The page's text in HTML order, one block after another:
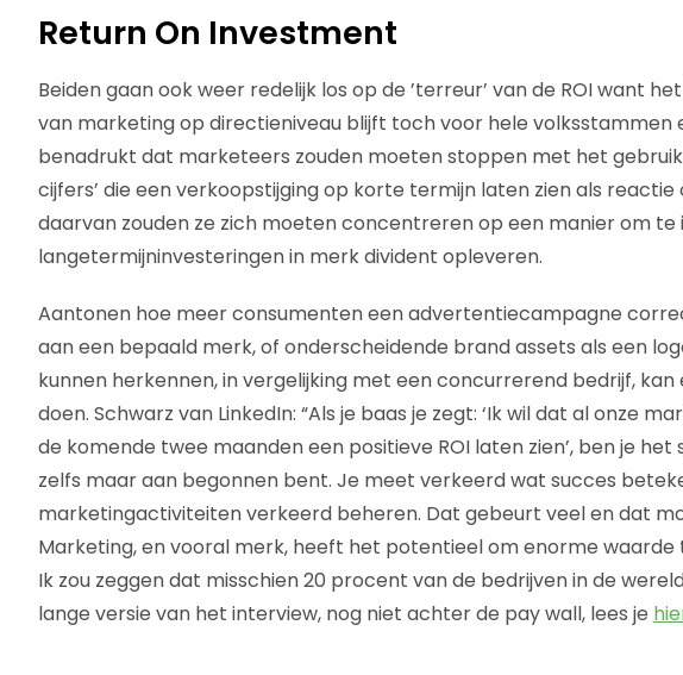
Return On Investment
Beiden gaan ook weer redelijk los op de ’terreur’ van de ROI want
van marketing op directieniveau blijft toch voor hele volksstammen
benadrukt dat marketeers zouden moeten stoppen met het gebruik
cijfers’ die een verkoopstijging op korte termijn laten zien als reactie
daarvan zouden ze zich moeten concentreren op een manier om te
langetermijninvesteringen in merk divident opleveren.
Aantonen hoe meer consumenten een advertentiecampagne
aan een bepaald merk, of onderscheidende brand assets als een
kunnen herkennen, in vergelijking met een concurrerend bedrijf,
doen. Schwarz van LinkedIn: “Als je baas je zegt: ‘Ik wil dat al onze
de komende twee maanden een positieve ROI laten zien’, ben je
zelfs maar aan begonnen bent. Je meet verkeerd wat succes
marketingactiviteiten verkeerd beheren. Dat gebeurt veel en dat
Marketing, en vooral merk, heeft het potentieel om enorme
Ik zou zeggen dat misschien 20 procent van de bedrijven in de
lange versie van het interview, nog niet achter de pay wall, lees je